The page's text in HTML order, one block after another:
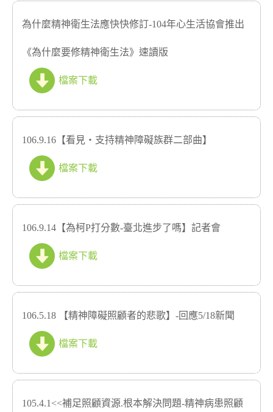
為什麼精神衛生法應快快修訂-104年心生活協會推出
《為什麼要修精神衛生法》速讀版
檔案下載
106.9.16【看見‧支持精神障礙族群二部曲】
檔案下載
106.9.14【為柯P打分數-臺北進步了嗎】記者會
檔案下載
106.5.18 【精神障礙照顧者的悲歌】-回應5/18新聞
檔案下載
105.4.1<<補足照顧資源.根本解決問題-精神病患照顧